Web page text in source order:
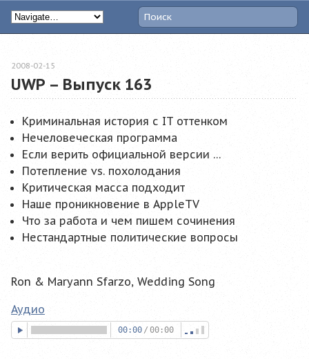
UWP – Выпуск 163
2008-02-15
Криминальная история с IT оттенком
Нечеловеческая программа
Если верить официальной версии …
Потепление vs. похолодания
Критическая масса подходит
Наше проникновение в AppleTV
Что за работа и чем пишем сочинения
Нестандартные политические вопросы
Ron & Maryann Sfarzo, Wedding Song
Аудио
00:00 / 00:00